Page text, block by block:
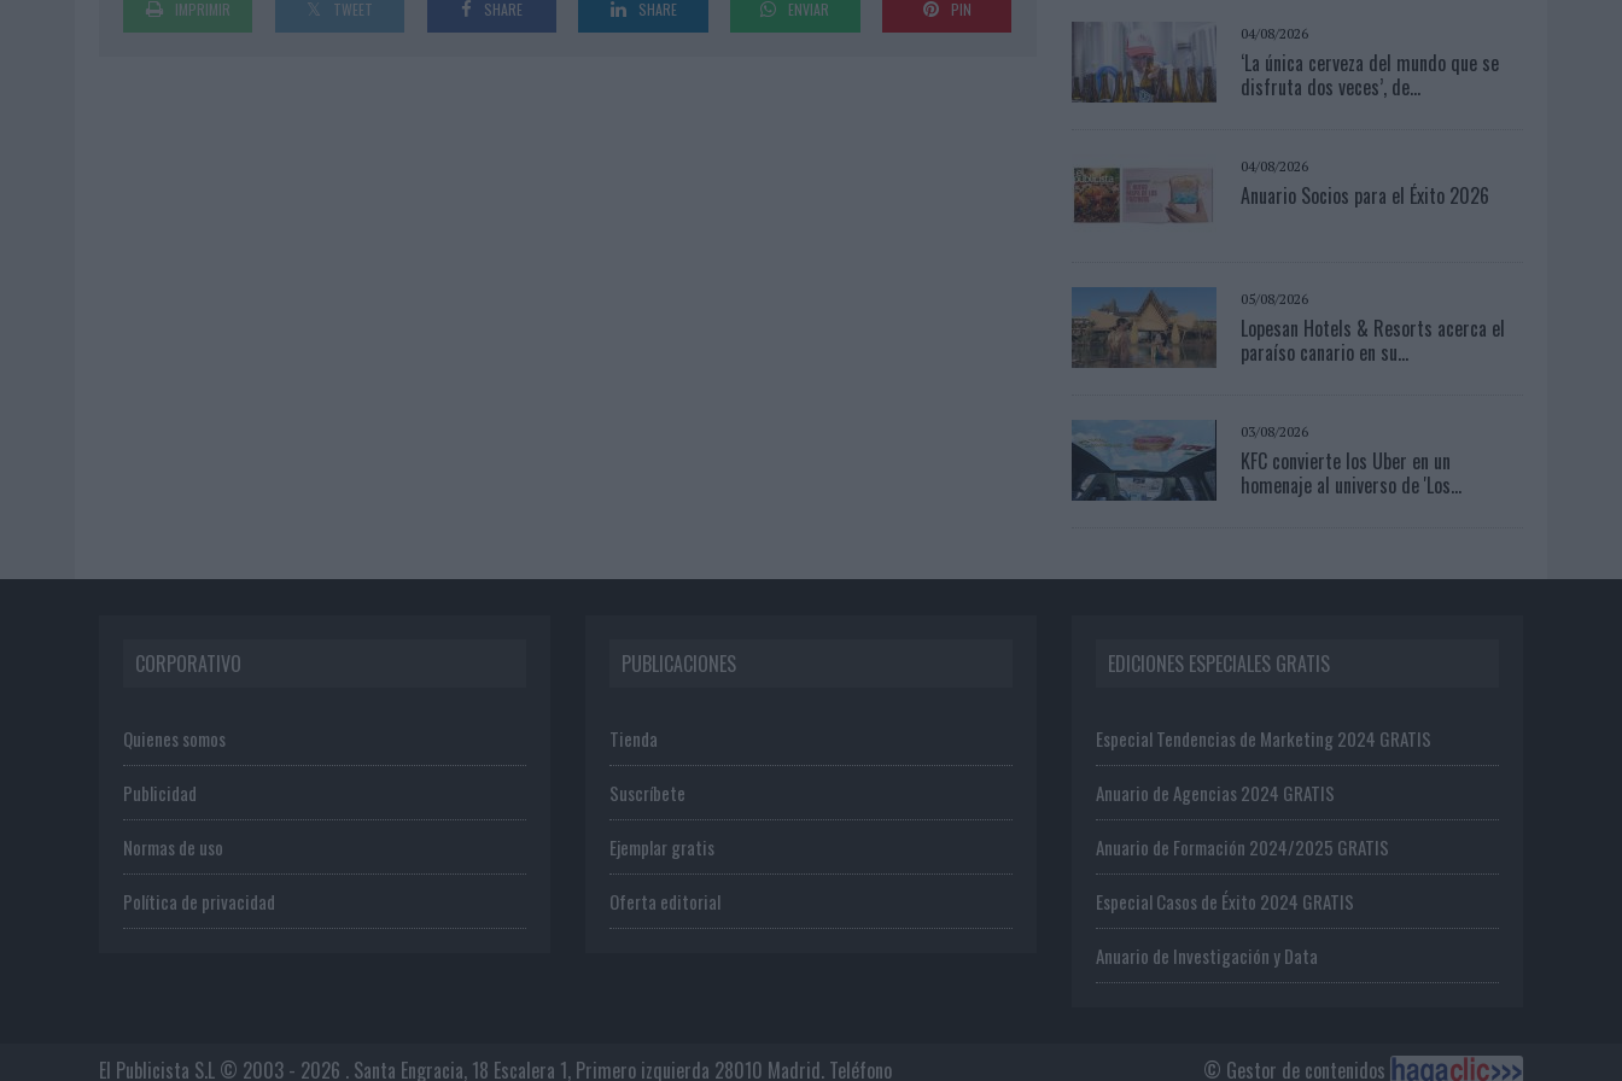
IMPRIMIR TWEET SHARE SHARE ENVIAR PIN
04/08/2026
‘La única cerveza del mundo que se
disfruta dos veces’, de...
04/08/2026
Anuario Socios para el Éxito 2026
05/08/2026
Lopesan Hotels & Resorts acerca el
paraíso canario en su...
03/08/2026
KFC convierte los Uber en un
homenaje al universo de 'Los...
CORPORATIVO
Quienes somos
Publicidad
Normas de uso
Política de privacidad
PUBLICACIONES
Tienda
Suscríbete
Ejemplar gratis
Oferta editorial
EDICIONES ESPECIALES GRATIS
Especial Tendencias de Marketing 2024 GRATIS
Anuario de Agencias 2024 GRATIS
Anuario de Formación 2024/2025 GRATIS
Especial Casos de Éxito 2024 GRATIS
Anuario de Investigación y Data
© Gestor de contenidos
El Publicista S.L © 2003 - 2026 . Santa Engracia, 18 Escalera 1, Primero izquierda 28010 Madrid. Teléfono